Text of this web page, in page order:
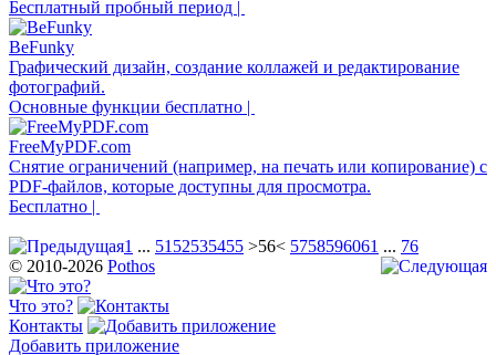
Бесплатный пробный период |
BeFunky
Графический дизайн, создание коллажей и редактирование
фотографий.
Основные функции бесплатно |
FreeMyPDF.com
Снятие ограничений (например, на печать или копирование) с
PDF-файлов, которые доступны для просмотра.
Бесплатно |
1 ... 51 52535455 >56< 5758596061 ... 76
© 2010-2026 Pothos
Что это?
Контакты
Добавить приложение